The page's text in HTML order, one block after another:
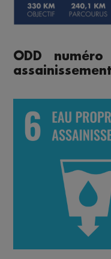
ODD
assainissement